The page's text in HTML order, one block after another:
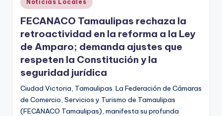
en
Noticias Locales
FECANACO Tamaulipas rechaza la
retroactividad en la reforma a la Ley
de Amparo; demanda ajustes que
respeten la Constitución y la
seguridad jurídica
Ciudad Victoria, Tamaulipas. La Federación de Cámaras
de Comercio, Servicios y Turismo de Tamaulipas
(FECANACO Tamaulipas), manifesta su profunda